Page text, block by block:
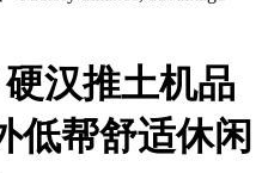
汉推土机品
低帮舒适休闲